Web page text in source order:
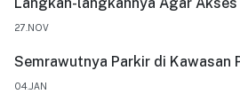
27.NOV
Semrawutnya Parkir di Kawasan
04.JAN